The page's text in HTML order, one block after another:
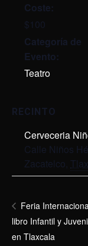
Coste:
$100
Categoría de
Evento:
Teatro
RECINTO
Cerveceria
Calle Niños
Zacatelco,
Feria
libro Infantil y
en Tlaxcala